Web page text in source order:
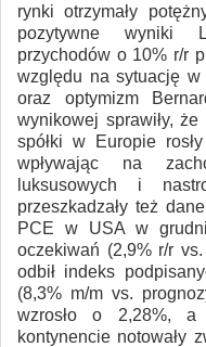
rynki otrzymały
pozytywne wyniki
przychodów o 10% r/r
względu na sytuację w
oraz optymizm
wynikowej sprawiły,
spółki w Europie
wpływając na
luksusowych i
przeszkadzały też
PCE w USA w
oczekiwań (2,9% r/r
odbił indeks
(8,3% m/m vs.
wzrosło o 2,28%, a
kontynencie notowały